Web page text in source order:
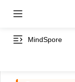
MindSpore